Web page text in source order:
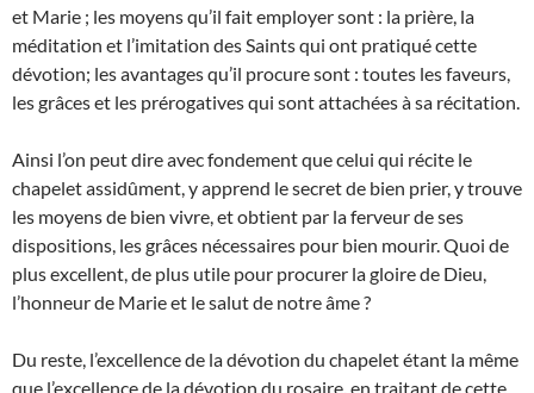
et Marie ; les moyens qu’il fait employer sont : la prière, la
méditation et l’imitation des Saints qui ont pratiqué cette
dévotion; les avantages qu’il procure sont : toutes les faveurs,
les grâces et les prérogatives qui sont attachées à sa récitation.
Ainsi l’on peut dire avec fondement que celui qui récite le
chapelet assidûment, y apprend le secret de bien prier, y trouve
les moyens de bien vivre, et obtient par la ferveur de ses
dispositions, les grâces nécessaires pour bien mourir. Quoi de
plus excellent, de plus utile pour procurer la gloire de Dieu,
l’honneur de Marie et le salut de notre âme ?
Du reste, l’excellence de la dévotion du chapelet étant la même
que l’excellence de la dévotion du rosaire, en traitant de cette